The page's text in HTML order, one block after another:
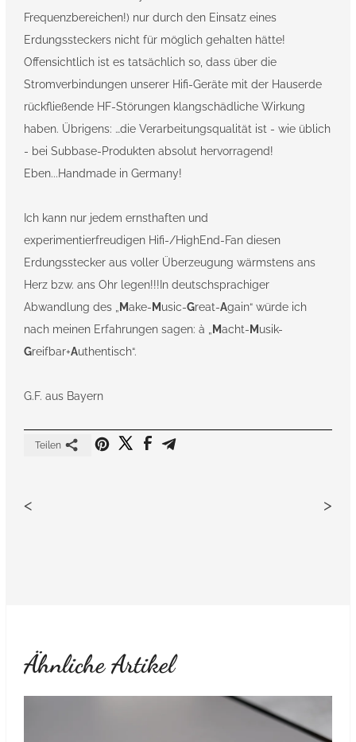
Frequenzbereichen!) nur durch den Einsatz eines
Erdungssteckers nicht für möglich gehalten hätte!
Offensichtlich ist es tatsächlich so, dass über die
Stromverbindungen unserer Hifi-Geräte mit der Hauserde
rückfließende HF-Störungen klangschädliche Wirkung
haben. Übrigens: …die Verarbeitungsqualität ist - wie üblich
- bei Subbase-Produkten absolut hervorragend!
Eben...Handmade in Germany!
Ich kann nur jedem ernsthaften und
experimentierfreudigen Hifi-/HighEnd-Fan diesen
Erdungsstecker aus voller Überzeugung wärmstens ans
Herz bzw. ans Ohr legen!!!In deutschsprachiger
Abwandlung des „ Make- Music-Great-Again“ würde ich
nach meinen Erfahrungen sagen: à „ Macht- Musik-
Greifbar+Authentisch“.
G.F. aus Bayern
Teilen
< >
Ähnliche Artikel